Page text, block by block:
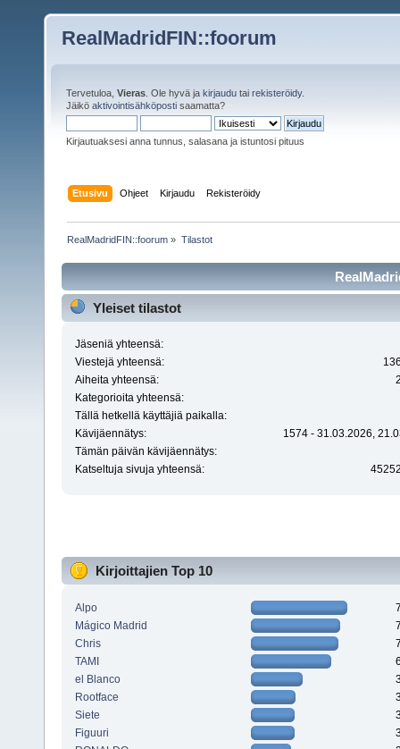
RealMadridFIN::foorum
Tervetuloa, Vieras . Ole hyvä ja kirjaudu tai rekisteröidy.
Jäikö aktivointisähköposti saamatta?
Kirjautuaksesi anna tunnus, salasana ja istuntosi pituus
Etusivu Ohjeet Kirjaudu Rekisteröidy
RealMadridFIN::foorum » Tilastot
Yleiset tilastot
Jäseniä yhteensä:
Viestejä yhteensä:
Aiheita yhteensä:
Kategorioita yhteensä:
Tällä hetkellä käyttäjiä paikalla:
Kävijäennätys:
1574 - 31.03.2026,
Tämän päivän kävijäennätys:
Katseltuja sivuja yhteensä:
Kirjoittajien Top 10
Alpo
Mágico Madrid
Chris
TAMI
el Blanco
Rootface
Siete
Figuuri